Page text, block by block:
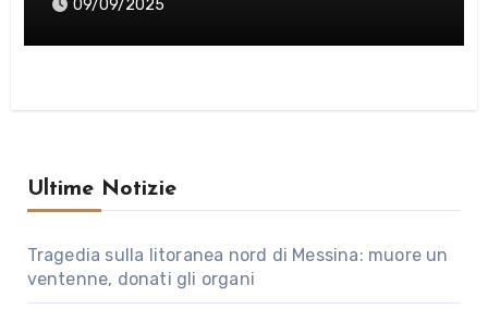
09/09/2025
Ultime Notizie
Tragedia sulla litoranea nord di Messina: muore un
ventenne, donati gli organi